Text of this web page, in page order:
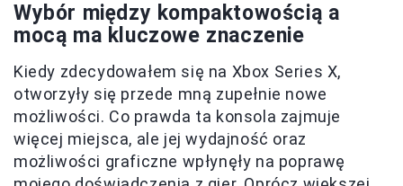
Wybór między kompaktowością a
mocą ma kluczowe znaczenie
Kiedy zdecydowałem się na Xbox Series X,
otworzyły się przede mną zupełnie nowe
możliwości. Co prawda ta konsola zajmuje
więcej miejsca, ale jej wydajność oraz
możliwości graficzne wpłynęły na poprawę